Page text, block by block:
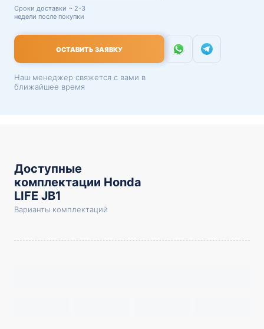
Сроки доставки ~ 2-3
недели после покупки
ОСТАВИТЬ ЗАЯВКУ
Наш менеджер свяжется с вами в
ближайшее время
Доступные
комплектации Honda
LIFE JB1
Варианты комплектаций